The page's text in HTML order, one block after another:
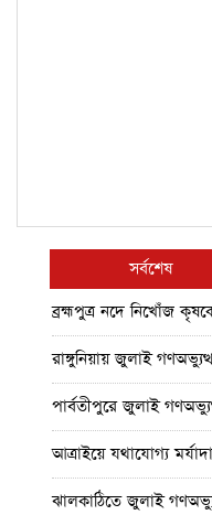
সর্বশেষ
ব্রহ্মপুত্র নদে নিখোঁজ
রাঙ্গুনিয়ায় জুলাই
পার্বতীপুরে জুলাই
আত্রাইয়ে যথাযোগ্য
ঝালকাঠিতে জুলাই